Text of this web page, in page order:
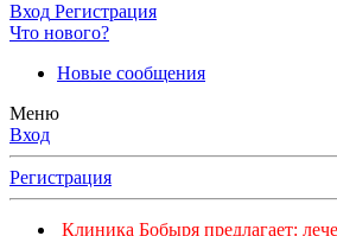
Вход Регистрация
Что нового?
Новые сообщения
Меню
Вход
Регистрация
Клиника Бобыря предлагает: